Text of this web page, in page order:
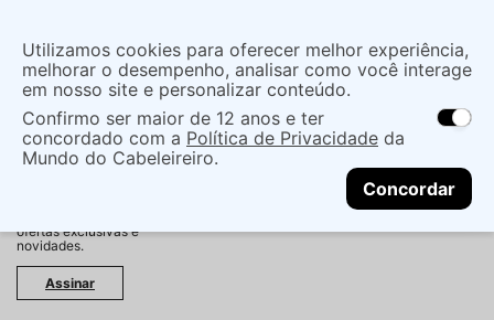
localização
As ofertas e opções de entrega variam de
acordo com a região.Não sei meu CEP
CONTINUAR
O que você procura?
ofertas exclusivas e
novidades.
Assinar
Utilizamos cookies para oferecer melhor experiência,
melhorar o desempenho, analisar como você interage
em nosso site e personalizar conteúdo.
Confirmo ser maior de 12 anos e ter
concordado com a Política de Privacidade da
Mundo do Cabeleireiro.
Concordar